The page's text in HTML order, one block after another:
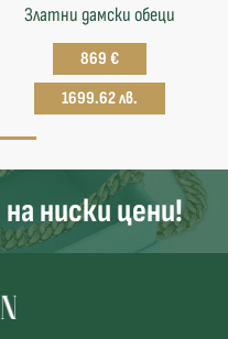
Златни дамски обеци
869 €
1699.62 лв.
на ниски цени!